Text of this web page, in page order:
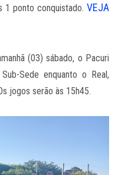
1 ponto conquistado. VEJA
(03) sábado, o Pacuri
Sede enquanto o Real,
jogos serão às 15h45.